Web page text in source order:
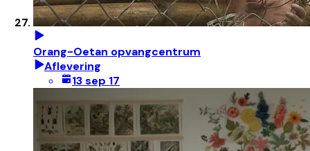
Orang-Oetan opvangcentrum
Aflevering
13 sep 17